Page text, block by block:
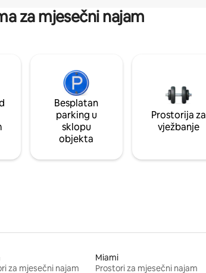
za mjesečni najam
Besplatan
parking u
sklopu
objekta
Prostorija za
vježbanje
za mjesečni najam
Miami
Prostori za mjesečni najam